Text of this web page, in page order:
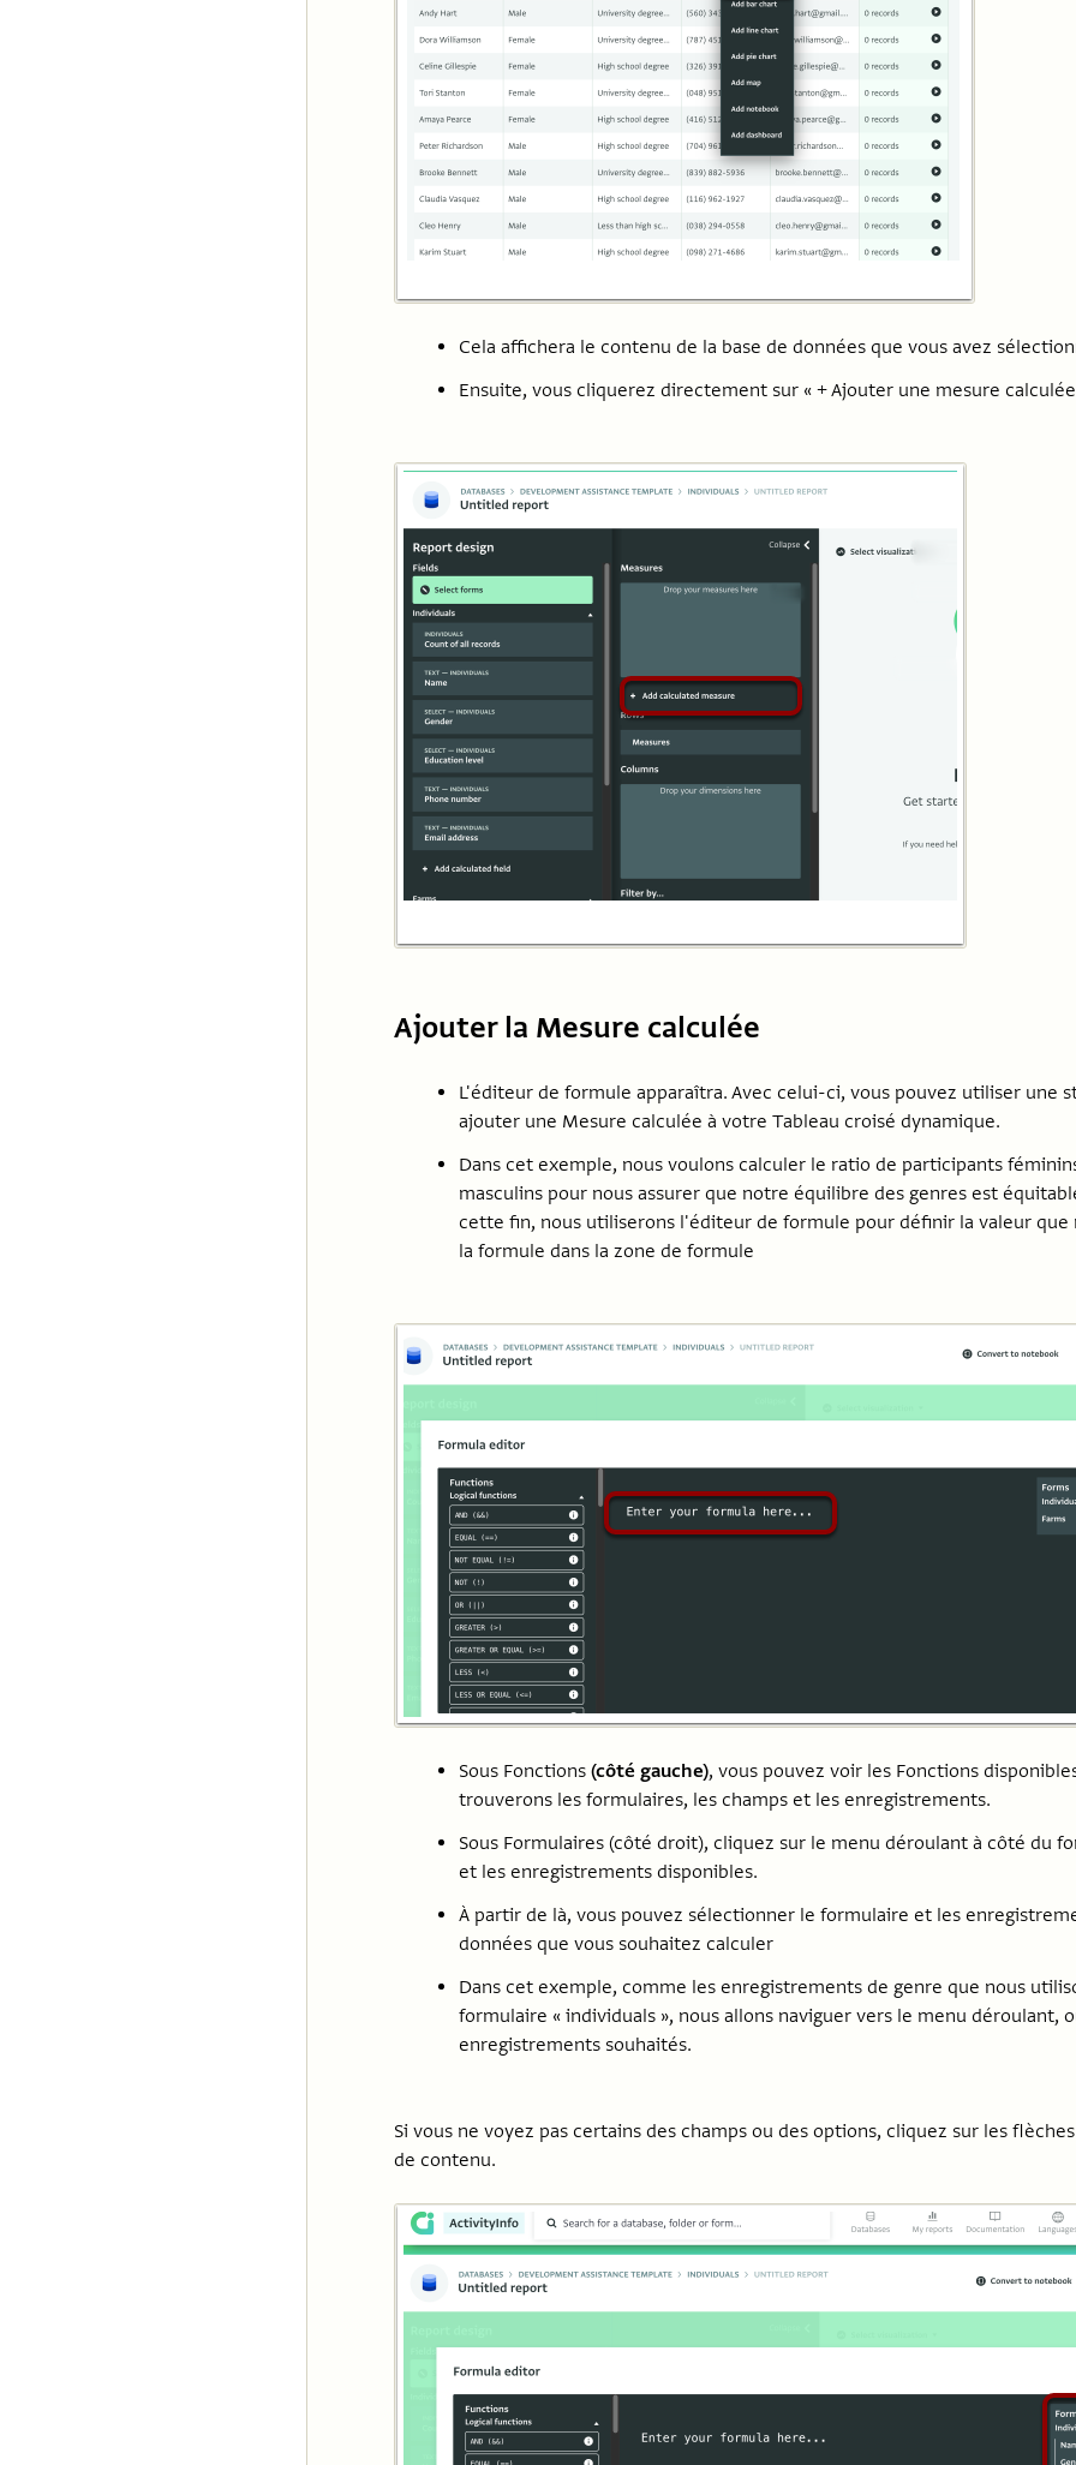
Cela affichera le contenu de la base de données que vous avez
Ensuite, vous cliquerez directement sur « + Ajouter une mesure
Ajouter la Mesure calculée
L'éditeur de formule apparaîtra. Avec celui-ci, vous pouvez utiliser une
ajouter une Mesure calculée à votre Tableau croisé dynamique.
Dans cet exemple, nous voulons calculer le ratio de participants
masculins pour nous assurer que notre équilibre des genres est
cette fin, nous utiliserons l'éditeur de formule pour définir la valeur que
la formule dans la zone de formule
Sous Fonctions (côté gauche), vous pouvez voir les Fonctions
trouverons les formulaires, les champs et les enregistrements.
Sous Formulaires (côté droit), cliquez sur le menu déroulant à côté du
et les enregistrements disponibles.
À partir de là, vous pouvez sélectionner le formulaire et les
données que vous souhaitez calculer
Dans cet exemple, comme les enregistrements de genre que nous
formulaire « individuals », nous allons naviguer vers le menu déroulant,
enregistrements souhaités.
Si vous ne voyez pas certains des champs ou des options, cliquez sur les
de contenu.